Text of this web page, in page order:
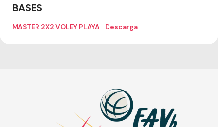
BASES
MASTER 2X2 VOLEY PLAYA Descarga